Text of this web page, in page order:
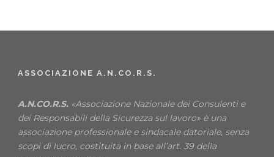
ASSOCIAZIONE A.N.CO.R.S.
A.N.CO.R.S. «Associazione Nazionale dei Consulenti e
dei Responsabili della Sicurezza sul lavoro» è una
associazione professionale e sindacale datoriale, senza
scopi di lucro, costituita in base all’art. 39 della